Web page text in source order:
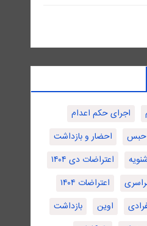
اجرای حکم اعدام
حبس
احضار و بازداشت
اعتراضات دی ۱۴۰۴
اعتراضات ۱۴۰۴
اوین
بازداشت